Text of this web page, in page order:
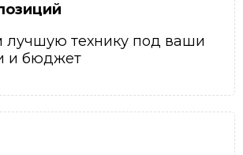
лучшую технику под ваши
и бюджет